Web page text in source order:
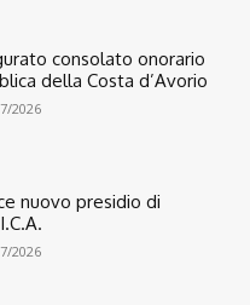
consolato onorario
della Costa d’Avorio
2026
nuovo presidio di
2026